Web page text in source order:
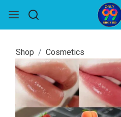
Shop Cosmetics